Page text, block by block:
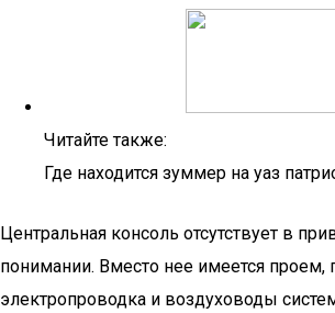
Читайте также:
Где находится зуммер на уаз
Центральная консоль отсутствует в
понимании. Вместо нее имеется проем,
электропроводка и воздуховоды